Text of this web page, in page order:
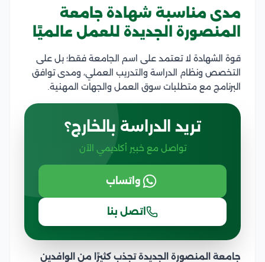
مدى مناسبة شهادة جامعة
المنصورة الجديدة للعمل عالميًا
قوة الشهادة لا تعتمد على اسم الجامعة فقط؛ بل على
التخصص ونظام الدراسة والتدريب العملي، ومدى توافق
البرنامج مع متطلبات سوق العمل والجهات المهنية.
تريد الدراسة بالخارج؟
تواصل مع خبير أكاديمي الآن
واتساب
اتصل بنا
جامعة المنصورة الجديدة تجذب كثيرًا من الوافدين